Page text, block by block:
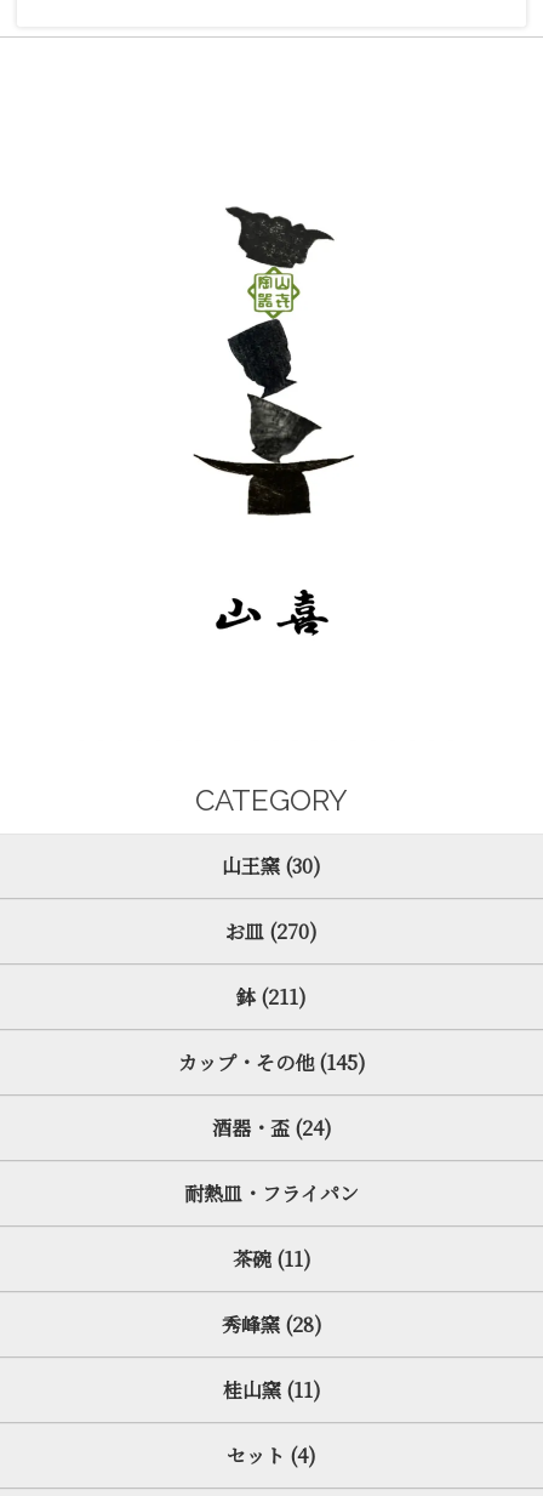
CATEGORY
山王窯 (30)
お皿 (270)
鉢 (211)
カップ・その他 (145)
酒器・盃 (24)
耐熱皿・フライパン
茶碗 (11)
秀峰窯 (28)
桂山窯 (11)
セット (4)